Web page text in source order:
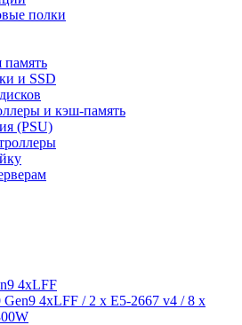
полки
память
и SSD
и кэш-память
(PSU)
4xLFF
4xLFF / 2 x E5-2667 v4 / 8 x